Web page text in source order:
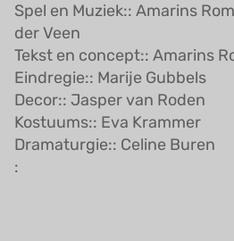
Spel en Muziek:: Amarins
der Veen
​Tekst en concept:: Amarins
Eindregie:: Marije Gubbels
Decor:: Jasper van Roden
Kostuums:: Eva Krammer
Dramaturgie:: Celine Buren
: